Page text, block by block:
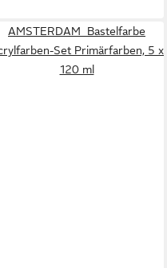
AMSTERDAM Bastelfarbe
Set Primärfarben, 5 x
120 ml